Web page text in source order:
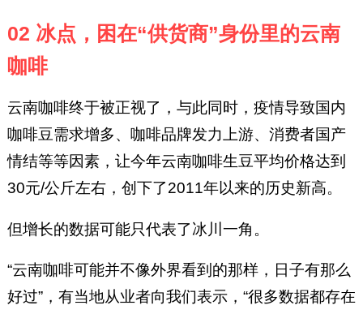
02 冰点，困在“供货商”身份里的云南
咖啡
云南咖啡终于被正视了，与此同时，疫情导致国内
咖啡豆需求增多、咖啡品牌发力上游、消费者国产
情结等等因素，让今年云南咖啡生豆平均价格达到
30元/公斤左右，创下了2011年以来的历史新高。
但增长的数据可能只代表了冰川一角。
“云南咖啡可能并不像外界看到的那样，日子有那么
好过”，有当地从业者向我们表示，“很多数据都存在